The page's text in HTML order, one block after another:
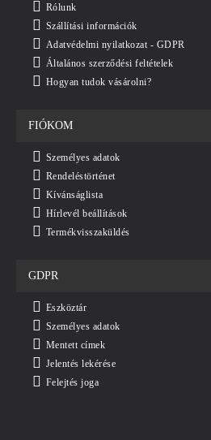
Rólunk
Szállítási információk
Adatvédelmi nyilatkozat - GDPR
Általános szerződési feltételek
Hogyan tudok vásárolni?
FIÓKOM
Személyes adatok
Rendeléstörténet
Kívánságlista
Hírlevél beállítások
Termékvisszaküldés
GDPR
Eszköztár
Személyes adatok
Mentett címek
Jelentés lekérése
Felejtés joga